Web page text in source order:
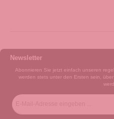
Newsletter
Abonnieren Sie jetzt einfach unseren
werden stets unter den Ersten sein,